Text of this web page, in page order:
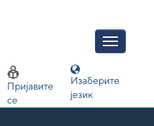
Пријавите
се
Изаберите
језик